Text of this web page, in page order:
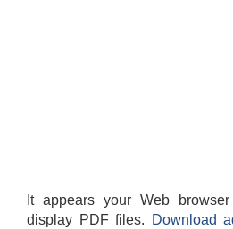
It appears your Web
display PDF files.
Download